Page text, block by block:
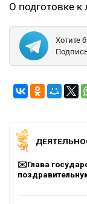
О подготовке к
Хотите
✉️Глава